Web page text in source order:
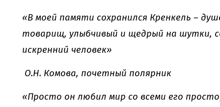
«В моей памяти сохранился Кренкель –
товарищ, улыбчивый и щедрый на шутки,
искренний человек»
О.Н. Комова, почетный полярник
«Просто он любил мир со всеми его